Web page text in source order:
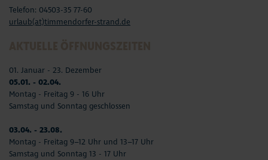
Telefon: 04503-35 77-60
urlaub(at)timmendorfer-strand.de
01. Januar - 23. Dezember
05.01. - 02.04.
Montag - Freitag 9 - 16 Uhr
Samstag und Sonntag geschlossen
03.04. - 23.08.
Montag - Freitag 9–12 Uhr und 13–17 Uhr
Samstag und Sonntag 13 - 17 Uhr